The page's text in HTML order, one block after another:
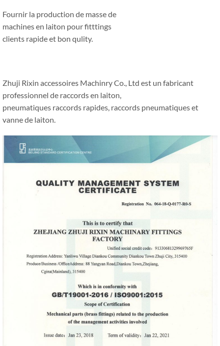
Fournir la production de masse de
machines en laiton pour fitttings
clients rapide et bon qulity.
Zhuji Rixin accessoires Machinry Co., Ltd est un fabricant
professionnel de raccords en laiton,
pneumatiques raccords rapides, raccords pneumatiques et
vanne de laiton.